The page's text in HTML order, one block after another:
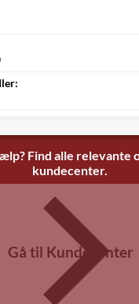
Find alle relevante
kundecenter.
Gå til Kundecenter